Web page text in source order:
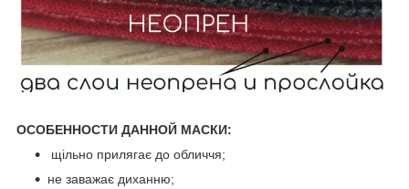
ОСОБЕННОСТИ ДАННОЙ МАСКИ:
щільно прилягає до обличчя;
не заважає диханню;